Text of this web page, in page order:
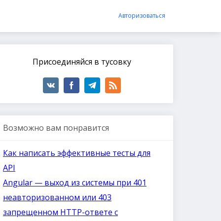
Авторизоваться
Присоединяйся в тусовку
Возможно вам понравится
Как написать эффективные тесты для
API
Angular — выход из системы при 401
неавторизованном или 403
запрещенном HTTP-ответе с